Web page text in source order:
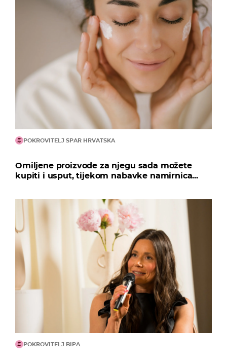
POKROVITELJ SPAR HRVATSKA
Omiljene proizvode za njegu sada možete
kupiti i usput, tijekom nabavke namirnica...
POKROVITELJ BIPA